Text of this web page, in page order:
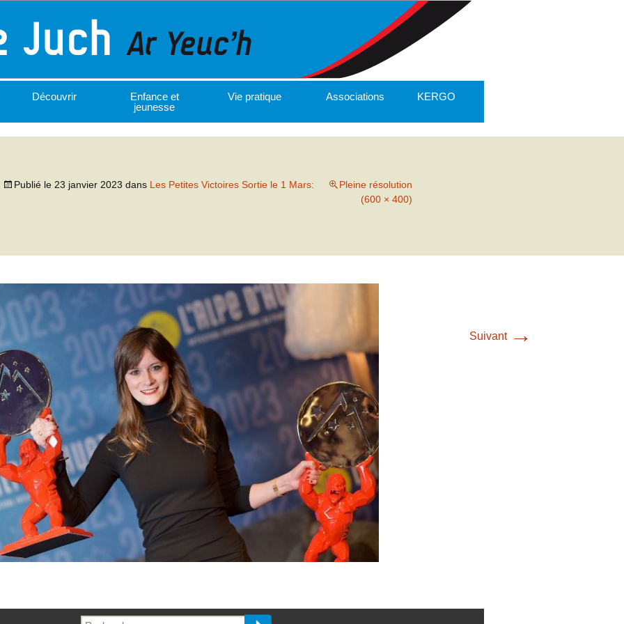
Découvrir
Enfance et
jeunesse
Vie pratique Associations KERGO
Publié le 23 janvier 2023 dans Les Petites Victoires Sortie le 1 Mars:
Pleine résolution
(600 × 400)
Suivant →